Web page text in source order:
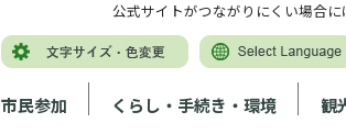
民参加 くらし・手続き・環境 観
公式サイトがつながりにくい場合